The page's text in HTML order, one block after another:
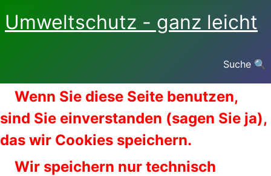
Umweltschutz - ganz leicht
Suche 🔍
Wenn Sie diese Seite benutzen,
sind Sie einverstanden (sagen Sie ja),
das wir Cookies speichern.
Wir speichern nur technisch